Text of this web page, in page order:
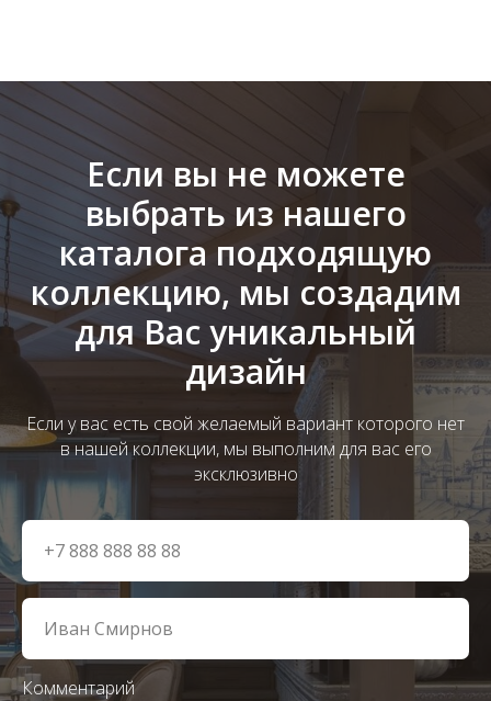
Если вы не можете
выбрать из нашего
каталога подходящую
коллекцию, мы создадим
для Вас уникальный
дизайн
Если у вас есть свой желаемый вариант которого нет
в нашей коллекции, мы выполним для вас его
эксклюзивно
Комментарий